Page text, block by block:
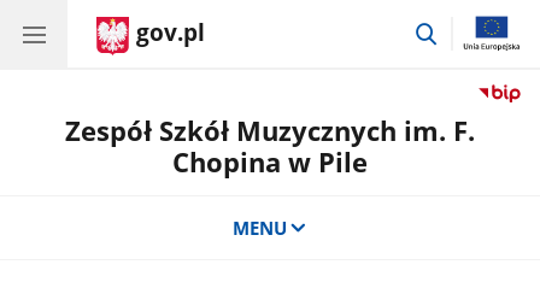
gov.pl
przejdź
Zespół Szkół Muzycznych im. F.
Chopina w Pile
MENU